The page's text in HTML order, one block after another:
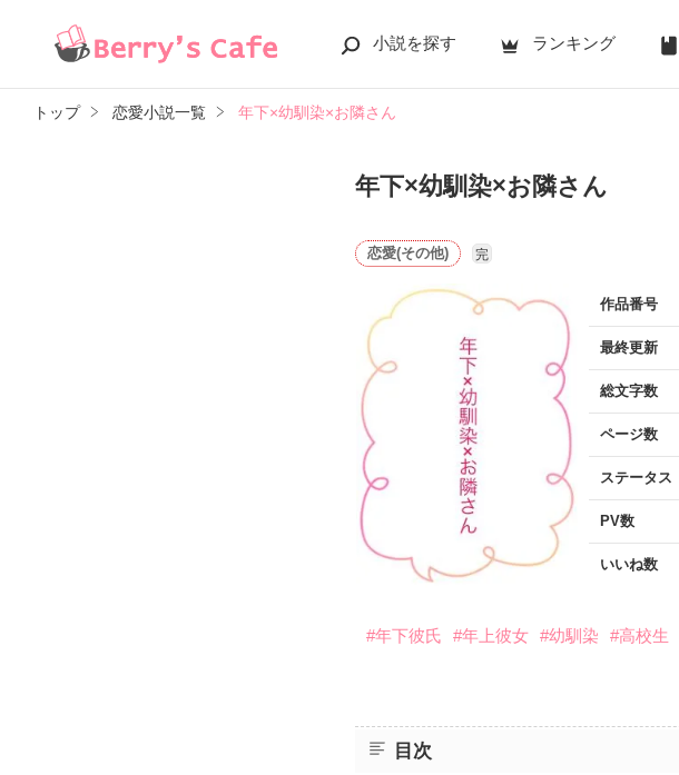
小説を探す ランキング
トップ 恋愛小説一覧 年下×幼馴染×お隣さん
年下×幼馴染×お隣さん
恋愛(その他) 完
作品番号
最終更新
総文字数
ページ数
ステータス
PV数
いいね数
#年下彼氏 #年上彼女 #幼馴染 #高校生
目次